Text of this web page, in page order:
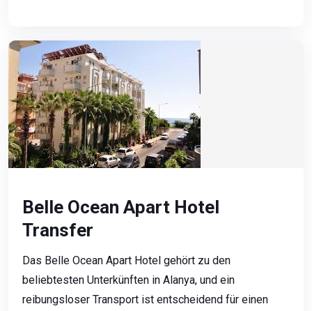
Belle Ocean Apart Hotel
Transfer
Das Belle Ocean Apart Hotel gehört zu den
beliebtesten Unterkünften in Alanya, und ein
reibungsloser Transport ist entscheidend für einen